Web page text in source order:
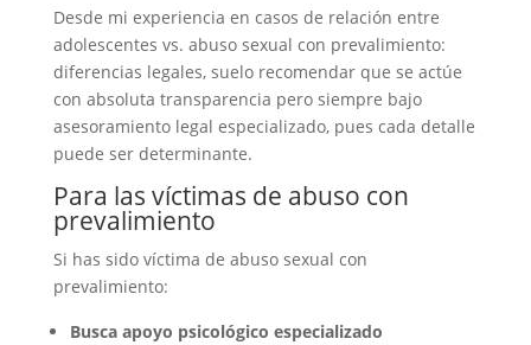
Desde mi experiencia en casos de relación entre
adolescentes vs. abuso sexual con prevalimiento:
diferencias legales, suelo recomendar que se actúe
con absoluta transparencia pero siempre bajo
asesoramiento legal especializado, pues cada detalle
puede ser determinante.
Para las víctimas de abuso con
prevalimiento
Si has sido víctima de abuso sexual con
prevalimiento:
Busca apoyo psicológico especializado